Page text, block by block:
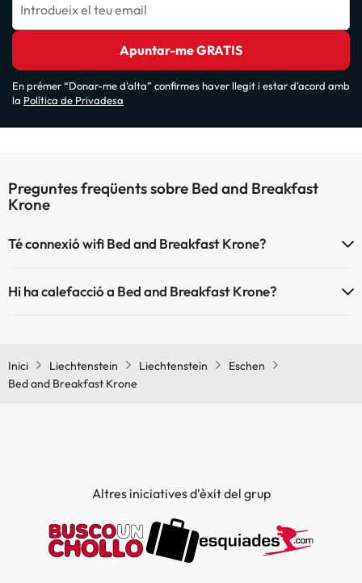
Introdueix el teu email
Apuntar-me GRATIS
En prémer “Donar-me d'alta” confirmes haver llegit i estar d'acord amb
la Política de Privadesa
Preguntes freqüents sobre Bed and Breakfast
Krone
Té connexió wifi Bed and Breakfast Krone?
Hi ha calefacció a Bed and Breakfast Krone?
Inici Liechtenstein Liechtenstein
Eschen
Bed and Breakfast Krone
Altres iniciatives d'èxit del grup